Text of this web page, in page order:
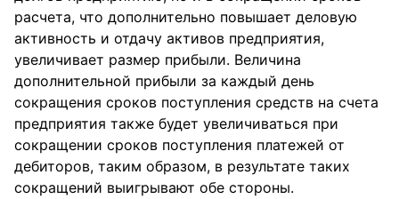
расчета, что дополнительно повышает деловую
активность и отдачу активов предприятия,
увеличивает размер прибыли. Величина
дополнительной прибыли за каждый день
сокращения сроков поступления средств на счета
предприятия также будет увеличиваться при
сокращении сроков поступления платежей от
дебиторов, таким образом, в результате таких
сокращений выигрывают обе стороны.